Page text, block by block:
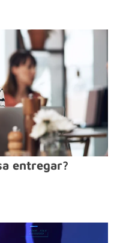
entregar?